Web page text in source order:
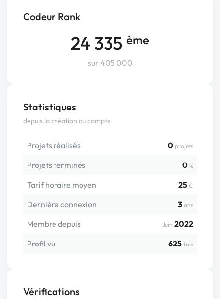
Codeur Rank
24 335 ème
sur 405 000
Statistiques
depuis la création du compte
Projets réalisés 0 projets
Projets terminés 0 %
Tarif horaire moyen 25 €
Dernière connexion 3 ans
Membre depuis Juin 2022
Profil vu
625 fois
Vérifications